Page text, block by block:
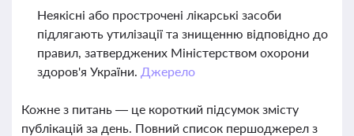
Неякісні або прострочені лікарські засоби
підлягають утилізації та знищенню відповідно до
правил, затверджених Міністерством охорони
здоров'я України. Джерело
Кожне з питань — це короткий підсумок змісту
публікацій за день. Повний список першоджерел з